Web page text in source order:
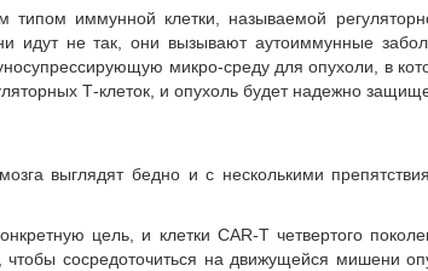
типом иммунной клетки, называемой
идут не так, они вызывают аутоиммунные
микро-среду для опухоли, в
Т-клеток, и опухоль будет надежно
выглядят бедно и с несколькими
цель, и клетки CAR-T четвертого
сосредоточиться на движущейся мишени